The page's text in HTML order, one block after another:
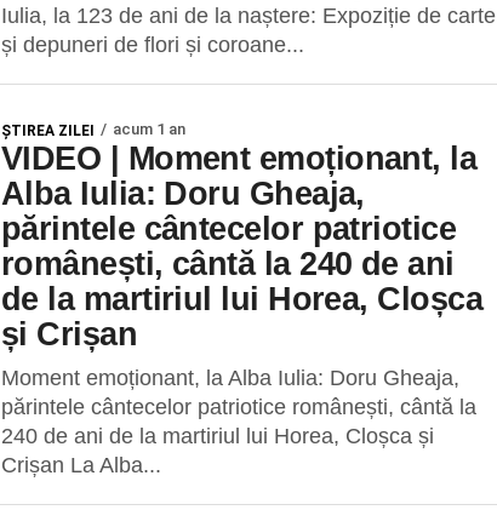
Iulia, la 123 de ani de la naștere: Expoziție de carte
și depuneri de flori și coroane...
ŞTIREA ZILEI acum 1 an
VIDEO | Moment emoționant, la
Alba Iulia: Doru Gheaja,
părintele cântecelor patriotice
românești, cântă la 240 de ani
de la martiriul lui Horea, Cloșca
și Crișan
Moment emoționant, la Alba Iulia: Doru Gheaja,
părintele cântecelor patriotice românești, cântă la
240 de ani de la martiriul lui Horea, Cloșca și
Crișan La Alba...